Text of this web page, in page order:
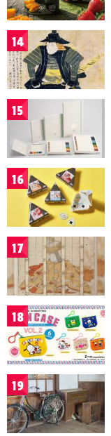
14
15
16
17
18
19